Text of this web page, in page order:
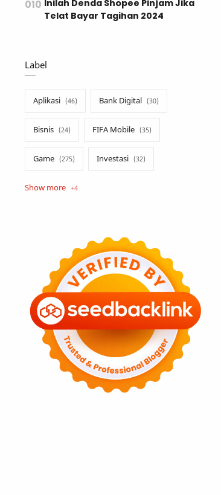
Inilah Denda Shopee Pinjam Jika
Telat Bayar Tagihan 2024
Label
Aplikasi Bank Digital
Bisnis FIFA Mobile
Game Investasi
Opini